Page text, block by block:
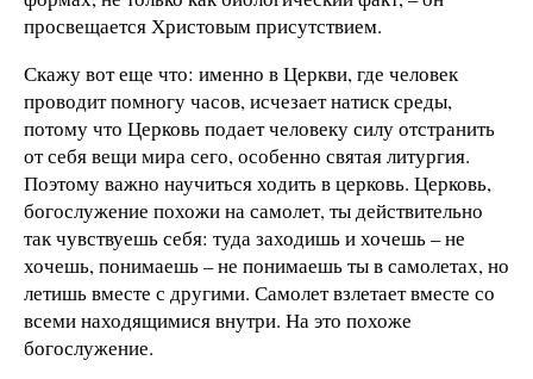
просвещается Христовым присутствием.
Скажу вот еще что: именно в Церкви, где человек
проводит помногу часов, исчезает натиск среды,
потому что Церковь подает человеку силу отстранить
от себя вещи мира сего, особенно святая литургия.
Поэтому важно научиться ходить в церковь. Церковь,
богослужение похожи на самолет, ты действительно
так чувствуешь себя: туда заходишь и хочешь – не
хочешь, понимаешь – не понимаешь ты в самолетах, но
летишь вместе с другими. Самолет взлетает вместе со
всеми находящимися внутри. На это похоже
богослужение.